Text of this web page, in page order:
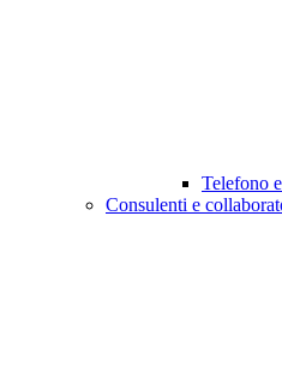
Telefono
Consulenti e